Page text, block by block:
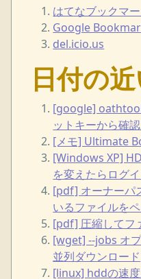
はてなブックマ
Google
del.icio.us
日付の
[google]
ットキーから確
[メモ] Ultimate
[Windows XP]
を変えたらログ
[pdf] オーナーパ
いるファイルを
[pdf] 圧縮してフ
[wget] --jobs オ
並列ダウンロード
[linux] hddの速